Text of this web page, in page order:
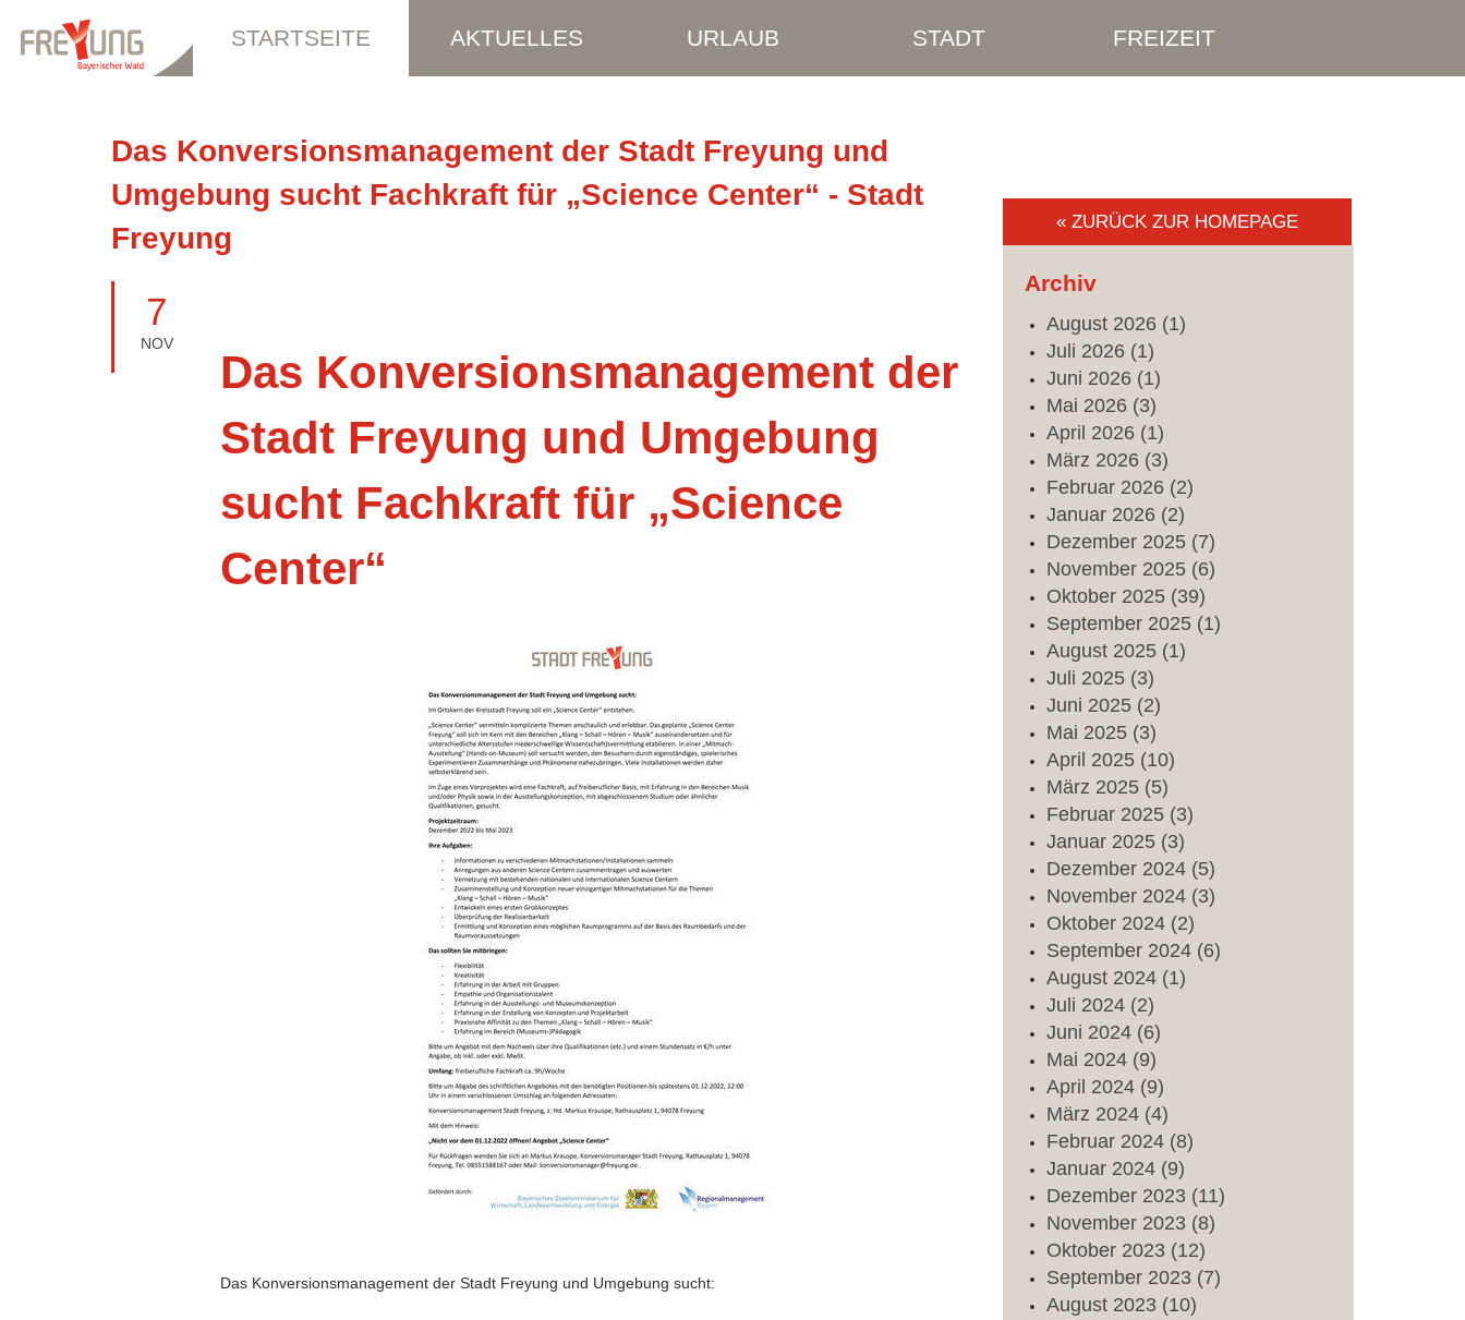
STARTSEITE AKTUELLES URLAUB STADT FREIZEIT
Das Konversionsmanagement der Stadt Freyung und
Umgebung sucht Fachkraft für „Science Center“ - Stadt
Freyung
Das Konversionsmanagement der
Stadt Freyung und Umgebung
sucht Fachkraft für „Science
Center“
7
NOV
Das Konversionsmanagement der Stadt Freyung und Umgebung sucht:
« ZURÜCK ZUR HOMEPAGE
Archiv
August 2026 (1)
Juli 2026 (1)
Juni 2026 (1)
Mai 2026 (3)
April 2026 (1)
März 2026 (3)
Februar 2026 (2)
Januar 2026 (2)
Dezember 2025 (7)
November 2025 (6)
Oktober 2025 (39)
September 2025 (1)
August 2025 (1)
Juli 2025 (3)
Juni 2025 (2)
Mai 2025 (3)
April 2025 (10)
März 2025 (5)
Februar 2025 (3)
Januar 2025 (3)
Dezember 2024 (5)
November 2024 (3)
Oktober 2024 (2)
September 2024 (6)
August 2024 (1)
Juli 2024 (2)
Juni 2024 (6)
Mai 2024 (9)
April 2024 (9)
März 2024 (4)
Februar 2024 (8)
Januar 2024 (9)
Dezember 2023 (11)
November 2023 (8)
Oktober 2023 (12)
September 2023 (7)
August 2023 (10)